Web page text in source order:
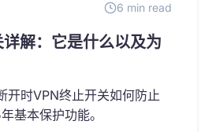
6 min read
解：它是什么以及为
开时VPN终止开关如何防止
基本保护功能。